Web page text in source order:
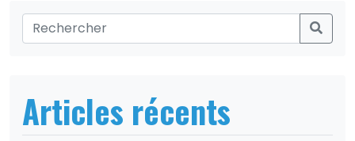
Articles récents